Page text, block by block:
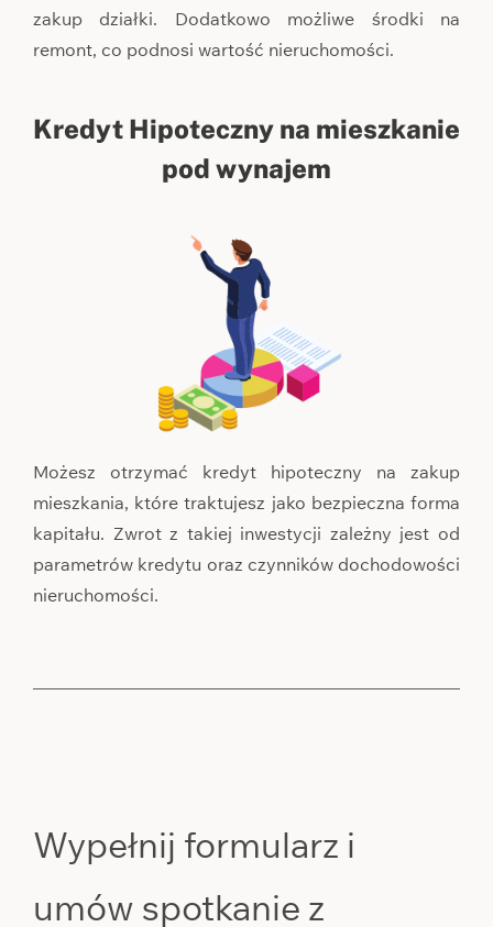
zakup działki. Dodatkowo możliwe środki na
remont, co podnosi wartość nieruchomości.
Kredyt Hipoteczny na mieszkanie
pod wynajem
Możesz otrzymać kredyt hipoteczny na zakup
mieszkania, które traktujesz jako bezpieczna forma
kapitału. Zwrot z takiej inwestycji zależny jest od
parametrów kredytu oraz czynników dochodowości
nieruchomości.
Wypełnij formularz i
umów spotkanie z